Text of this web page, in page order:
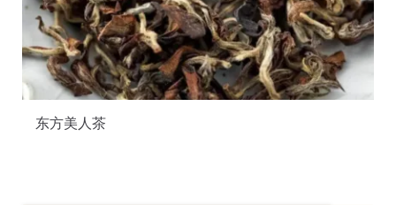
东方美人茶